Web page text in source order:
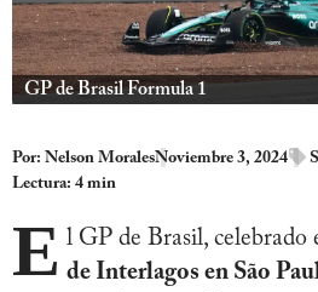
GP de Brasil Formula 1
Por: Nelson MoralesNoviembre 3, 2024
Lectura: 4 min
E l GP de Brasil, celebrado
de Interlagos en São